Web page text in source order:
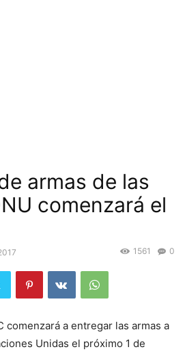
armas de las
comenzará el
0
1561
comenzará a entregar las armas a
Unidas el próximo 1 de